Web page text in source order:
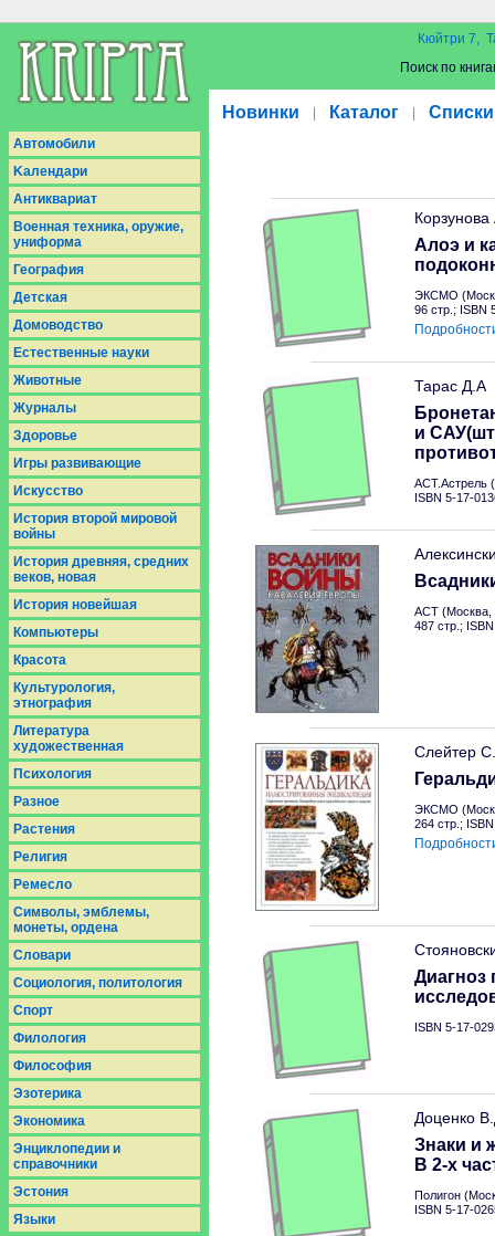
Кюйтри 7,
Поиск по
Новинки Каталог Списки
Aвтомобили
Kалендари
Антиквариат
Военная техника, оружие,
униформа
География
Детская
Домоводство
Естественные науки
Животные
Журналы
Здоровье
Игры развивающие
Искусство
История второй мировой
войны
История древняя, средних
веков, новая
История новейшая
Компьютеры
Красота
Культурология,
этнография
Литература
художественная
Психология
Разное
Растения
Религия
Ремесло
Символы, эмблемы,
монеты, ордена
Словари
Социология, политология
Спорт
Филология
Философия
Эзотерика
Экономика
Энциклопедии и
справочники
Эстония
Языки
Алоэ и
ЭКСМО
96 стр.; ISBN
Тарас Д.А
и
АСТ.Астрель
ISBN 5-17-
АСТ (Москва,
487 стр.;
Слейтер С.
ЭКСМО
264 стр.;
Диагноз
ISBN 5-17-
Доценко
Знаки и
В 2-х
Полигон
ISBN 5-17-